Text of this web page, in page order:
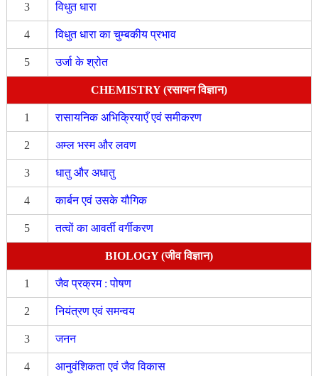
3 विधुत धारा
4 विधुत धारा का चुम्बकीय प्रभाव
5 उर्जा के श्रोत
CHEMISTRY (रसायन विज्ञान)
1 रासायनिक अभिक्रियाएँ एवं समीकरण
2 अम्ल भस्म और लवण
3 धातु और अधातु
4 कार्बन एवं उसके यौगिक
5 तत्वों का आवर्ती वर्गीकरण
BIOLOGY (जीव विज्ञान)
1 जैव प्रक्रम : पोषण
2 नियंत्रण एवं समन्वय
3 जनन
4 आनुवंशिकता एवं जैव विकास